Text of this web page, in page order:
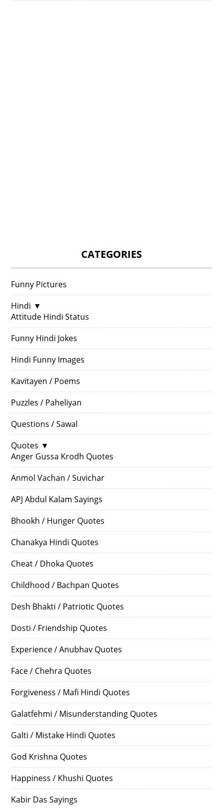
CATEGORIES
Funny Pictures
Hindi ▼
Attitude Hindi Status
Funny Hindi Jokes
Hindi Funny Images
Kavitayen / Poems
Puzzles / Paheliyan
Questions / Sawal
Quotes ▼
Anger Gussa Krodh Quotes
Anmol Vachan / Suvichar
APJ Abdul Kalam Sayings
Bhookh / Hunger Quotes
Chanakya Hindi Quotes
Cheat / Dhoka Quotes
Childhood / Bachpan Quotes
Desh Bhakti / Patriotic Quotes
Dosti / Friendship Quotes
Experience / Anubhav Quotes
Face / Chehra Quotes
Forgiveness / Mafi Hindi Quotes
Galatfehmi / Misunderstanding Quotes
Galti / Mistake Hindi Quotes
God Krishna Quotes
Happiness / Khushi Quotes
Kabir Das Sayings